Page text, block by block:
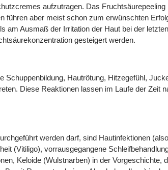
aufzutragen. Das Fruchtsäurepeeling
führen aber meist schon zum erwünschten
am Ausmaß der Irritation der Haut bei der
gesteigert werden.
Schuppenbildung, Hautrötung, Hitzegefühl,
Diese Reaktionen lassen im Laufe der Zeit
werden darf, sind Hautinfektionen
(Vitiligo), vorrausgegangene
Keloide (Wulstnarben) in der Vorgeschichte,